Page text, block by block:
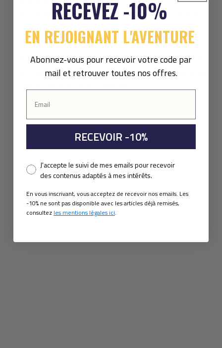
SEMELLE EXTÉRIEURE + BOUT : caoutchouc
MARQUE : étiquette tissée sur la languette /
patch rond en caoutchouc / imprimé sur le côté
CARACTÉRISTIQUES : pictogramme brodé au
RECEVEZ -10%
EN REJOIGNANT L'AVENTURE
Abonnez-vous pour recevoir votre code par
mail et retrouver toutes nos offres.
RECEVOIR -10%
Pixel consent
J'accepte le suivi de mes emails pour recevoir
des contenus adaptés à mes intérêts.
En vous inscrivant, vous acceptez de recevoir nos emails. Les
-10% ne sont pas disponible avec les articles déjà remisés,
consultez les mentions légales ici.